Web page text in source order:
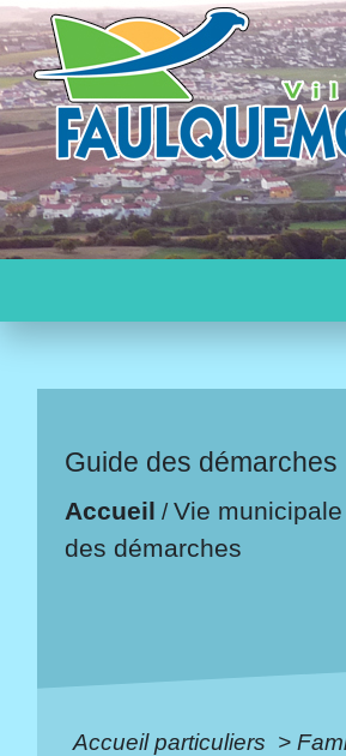
Guide des démarches
Accueil /Vie municipale
des démarches
Accueil particuliers >